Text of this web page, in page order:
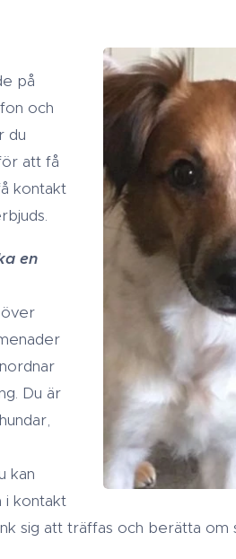
på
och
du
att få
kontakt
en
Du är
kan
i kontakt
sig att träffas och berätta om